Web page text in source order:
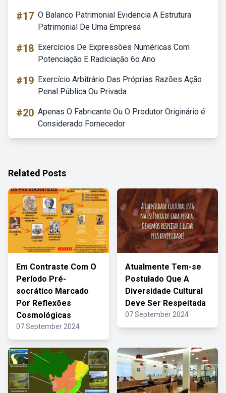
#17 O Balanco Patrimonial Evidencia A Estrutura
Patrimonial De Uma Empresa
#18 Exercícios De Expressões Numéricas Com
Potenciação E Radiciação 6o Ano
#19 Exercício Arbitrário Das Próprias Razões Ação
Penal Pública Ou Privada
#20 Apenas O Fabricante Ou O Produtor Originário é
Considerado Fornecedor
Related Posts
Em Contraste Com O
Período Pré-
socrático Marcado
Por Reflexões
Cosmológicas
07 September 2024
Atualmente Tem-se
Postulado Que A
Diversidade Cultural
Deve Ser Respeitada
07 September 2024